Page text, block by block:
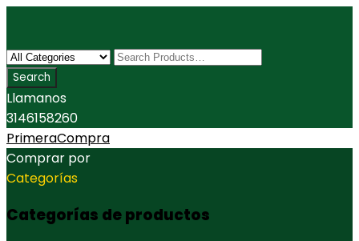
Llamanos
3146158260
PrimeraCompra
Comprar por
Categorías
Categorías de productos